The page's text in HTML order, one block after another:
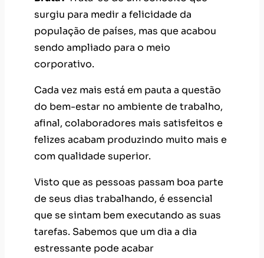
surgiu para medir a felicidade da
população de países, mas que acabou
sendo ampliado para o meio
corporativo.
Cada vez mais está em pauta a questão
do bem-estar no ambiente de trabalho,
afinal, colaboradores mais satisfeitos e
felizes acabam produzindo muito mais e
com qualidade superior.
Visto que as pessoas passam boa parte
de seus dias trabalhando, é essencial
que se sintam bem executando as suas
tarefas. Sabemos que um dia a dia
estressante pode acabar